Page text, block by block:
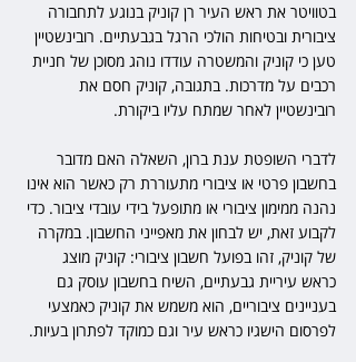
בטוויטר את ראש העיר רן קוניק בנוגע לתחבורה
ציבורית ובטיחות הולכי הרגל בגבעתיים. רובינשטיין
טען כי קוניק והמשטרה עודדו נוהג מסוכן של חניית
רכבים על מדרכות. בתגובה, קוניק חסם את
רובינשטיין לאחר שמתח עליו ביקורת.
לדברי השופטת ענת ברון, השאלה האם מדובר
בחשבון פרטי או ציבורי מתעוררת רק כאשר הוא אינו
נהנה ממימון ציבורי או מתופעל בידי עובדי ציבור. כדי
לקבוע זאת, יש לבחון את מאפייני החשבון. במקרה
של קוניק, זהו בפועל חשבון ציבורי: קוניק מוצג
כראש עיריית גבעתיים, השיח בחשבון עוסק גם
בעניינים ציבוריים, הוא משמש את קוניק כאמצעי
לפרסום הישגיו כראש עיר וגם כמוקד לפתרון בעיות.